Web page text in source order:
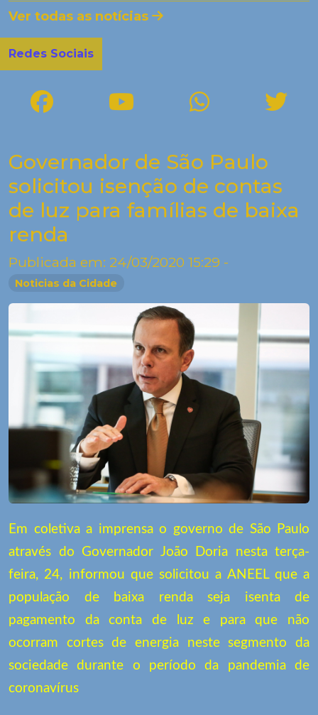
Ver todas as notícias
Redes Sociais
Governador de São Paulo
solicitou isenção de contas
de luz para famílias de baixa
renda
Publicada em: 24/03/2020 15:29 -
Noticias da Cidade
Em coletiva a imprensa o governo de São Paulo
através do Governador João Doria nesta terça-
feira, 24, informou que solicitou a ANEEL que a
população de baixa renda seja isenta de
pagamento da conta de luz e para que não
ocorram cortes de energia neste segmento da
sociedade durante o período da pandemia de
coronavírus